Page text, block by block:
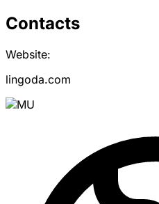
Contacts
Website:
lingoda.com